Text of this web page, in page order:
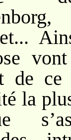
de
la